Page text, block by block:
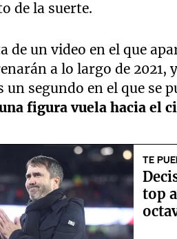
de la suerte.
de un video en el que
a lo largo de
un segundo en el que se
figura vuela hacia el
TE
top